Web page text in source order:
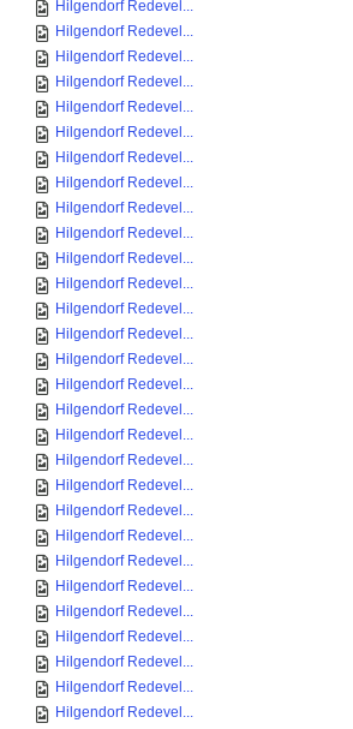
Hilgendorf Redevel...
Hilgendorf Redevel...
Hilgendorf Redevel...
Hilgendorf Redevel...
Hilgendorf Redevel...
Hilgendorf Redevel...
Hilgendorf Redevel...
Hilgendorf Redevel...
Hilgendorf Redevel...
Hilgendorf Redevel...
Hilgendorf Redevel...
Hilgendorf Redevel...
Hilgendorf Redevel...
Hilgendorf Redevel...
Hilgendorf Redevel...
Hilgendorf Redevel...
Hilgendorf Redevel...
Hilgendorf Redevel...
Hilgendorf Redevel...
Hilgendorf Redevel...
Hilgendorf Redevel...
Hilgendorf Redevel...
Hilgendorf Redevel...
Hilgendorf Redevel...
Hilgendorf Redevel...
Hilgendorf Redevel...
Hilgendorf Redevel...
Hilgendorf Redevel...
Hilgendorf Redevel...